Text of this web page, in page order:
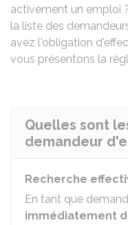
activement un emploi
la liste des
avez l'obligation
vous présentons la
Quelles sont
demandeur
Recherche
En tant que
immédiatement